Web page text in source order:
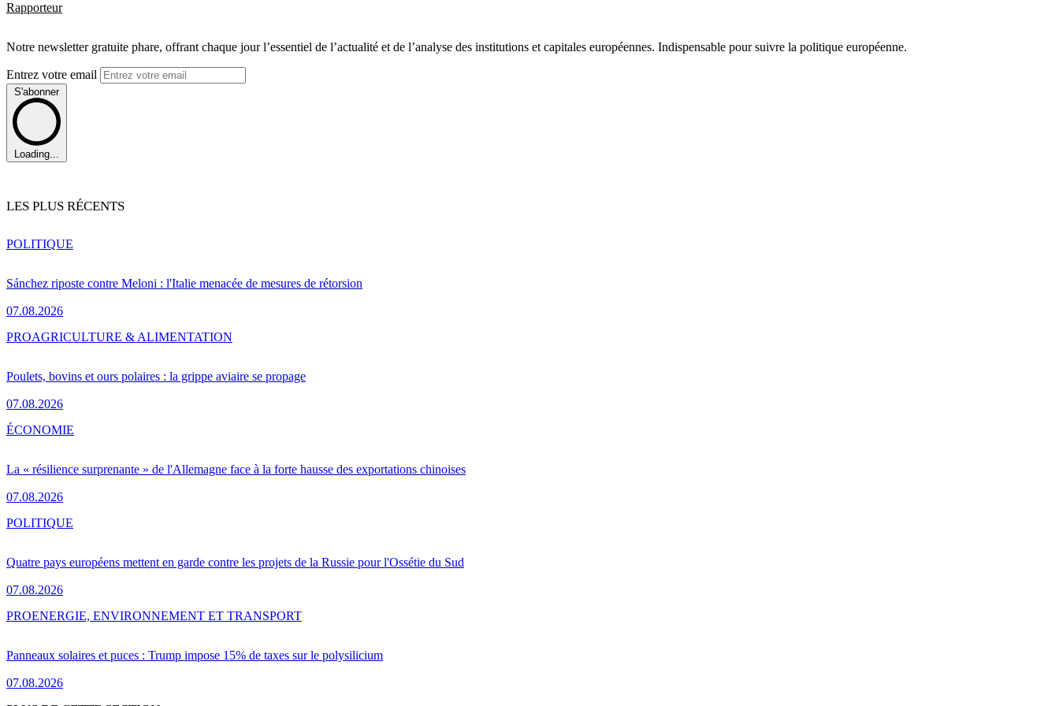
Rapporteur
Notre newsletter gratuite phare, offrant chaque jour l’essentiel de l’actualité et de l’analyse des institutions et capitales européennes. Indispensable pour suivre la politique européenne.
Entrez votre email
S'abonner
Loading...
LES PLUS RÉCENTS
Sánchez riposte contre Meloni : l'Italie menacée de mesures de rétorsion
07.08.2026
POLITIQUE
Poulets, bovins et ours polaires : la grippe aviaire se propage
07.08.2026
PROAGRICULTURE & ALIMENTATION
La « résilience surprenante » de l'Allemagne face à la forte hausse des exportations chinoises
07.08.2026
ÉCONOMIE
Quatre pays européens mettent en garde contre les projets de la Russie pour l'Ossétie du Sud
07.08.2026
POLITIQUE
Panneaux solaires et puces : Trump impose 15% de taxes sur le polysilicium
07.08.2026
PROENERGIE, ENVIRONNEMENT ET TRANSPORT